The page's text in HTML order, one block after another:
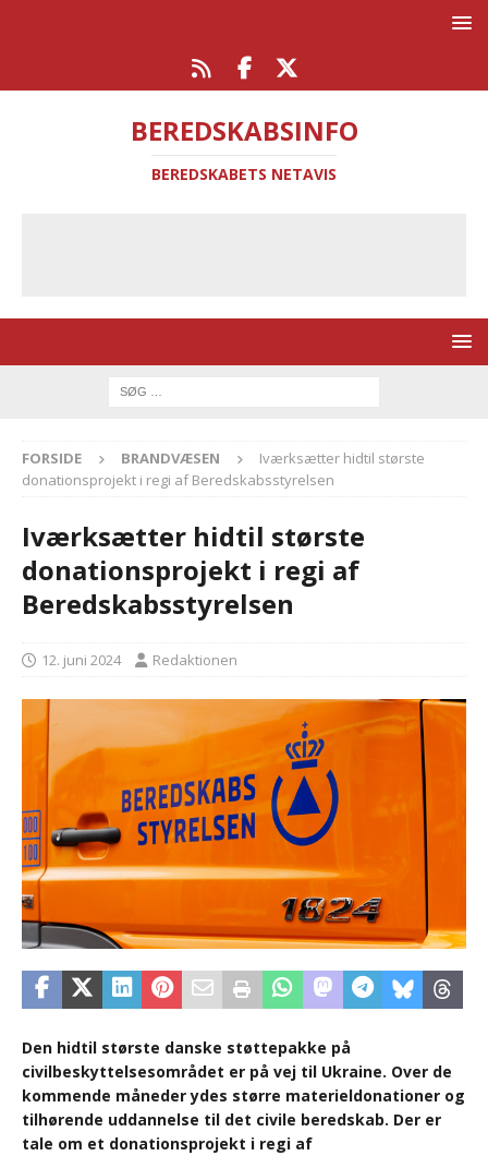
BEREDSKABSINFO
BEREDSKABETS NETAVIS
FORSIDE BRANDVÆSEN
Iværksætter hidtil største
donationsprojekt i regi af Beredskabsstyrelsen
Iværksætter hidtil største
donationsprojekt i regi af
Beredskabsstyrelsen
12. juni 2024 Redaktionen
Den hidtil største danske støttepakke på
civilbeskyttelsesområdet er på vej til Ukraine. Over de
kommende måneder ydes større materieldonationer og
tilhørende uddannelse til det civile beredskab. Der er
tale om et donationsprojekt i regi af